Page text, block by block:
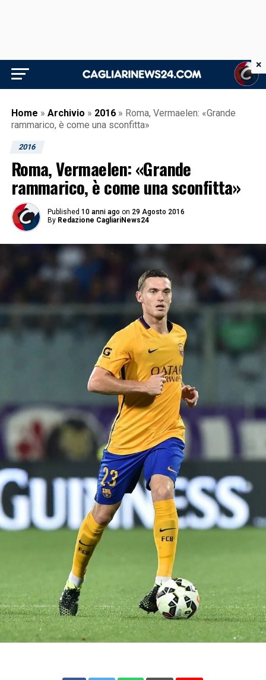
Home » Archivio » 2016 » Roma, Vermaelen: «Grande
rammarico, è come una sconfitta»
2016
Roma, Vermaelen: «Grande
rammarico, è come una sconfitta»
Published 10 anni ago on 29 Agosto 2016
By Redazione CagliariNews24
×